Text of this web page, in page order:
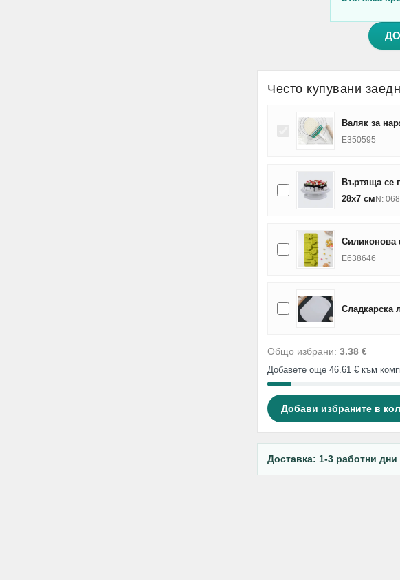
Често купувани
Валяк за
E350595
Въртяща се
28х7 см N:
Силиконова
E638646
Сладкарска
Общо избрани: 3.38 €
Добавете още 46.61 € към
Добави избраните в
Доставка: 1-3 работни дни